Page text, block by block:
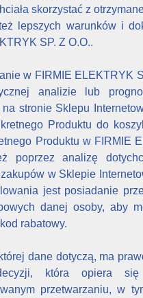
skorzystać z
lepszych warunków i
SP. Z O.O..
w FIRMIE ELEKTRYK
analizie lub
stronie Sklepu
Produktu do
Produktu w FIRMIE
poprzez analizę
w Sklepie
jest posiadanie
danej osoby, aby
rabatowy.
dane dotyczą, ma
która opiera się
przetwarzaniu, w